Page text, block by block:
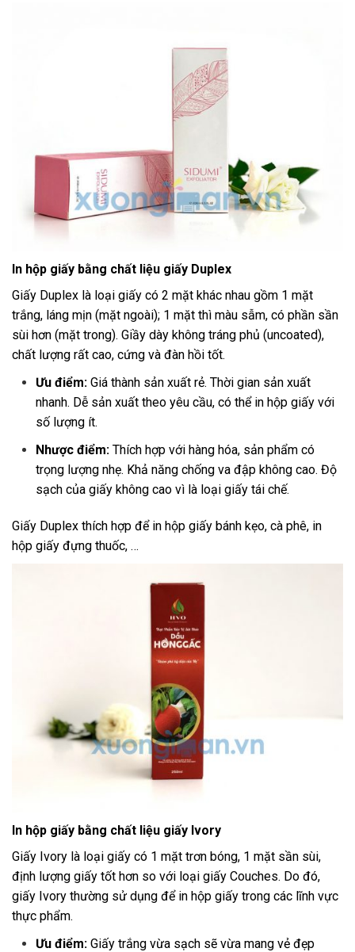
In hộp giấy bằng chất liệu giấy Duplex
Giấy Duplex là loại giấy có 2 mặt khác nhau gồm 1 mặt
trắng, láng mịn (mặt ngoài); 1 mặt thì màu sẫm, có phần sần
sùi hơn (mặt trong). Giầy dày không tráng phủ (uncoated),
chất lượng rất cao, cứng và đàn hồi tốt.
Ưu điểm: Giá thành sản xuất rẻ. Thời gian sản xuất
nhanh. Dễ sản xuất theo yêu cầu, có thể in hộp giấy với
số lượng ít.
Nhược điểm: Thích hợp với hàng hóa, sản phẩm có
trọng lượng nhẹ. Khả năng chống va đập không cao. Độ
sạch của giấy không cao vì là loại giấy tái chế.
Giấy Duplex thích hợp để in hộp giấy bánh kẹo, cà phê, in
hộp giấy đựng thuốc, …
In hộp giấy bằng chất liệu giấy Ivory
Giấy Ivory là loại giấy có 1 mặt trơn bóng, 1 mặt sần sùi,
định lượng giấy tốt hơn so với loại giấy Couches. Do đó,
giấy Ivory thường sử dụng để in hộp giấy trong các lĩnh vực
thực phẩm.
Ưu điểm: Giấy trắng vừa sạch sẽ vừa mang vẻ đẹp